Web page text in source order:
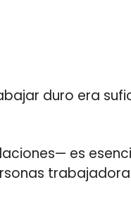
duro era
es